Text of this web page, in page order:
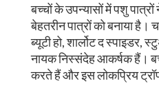
बच्चों के उपन्यासों में पशु
बेहतरीन पात्रों को बनाया है।
ब्यूटी हो, शार्लोट द स्पाइडर,
नायक निस्संदेह आकर्षक हैं।
करते हैं और इस लोकप्रिय